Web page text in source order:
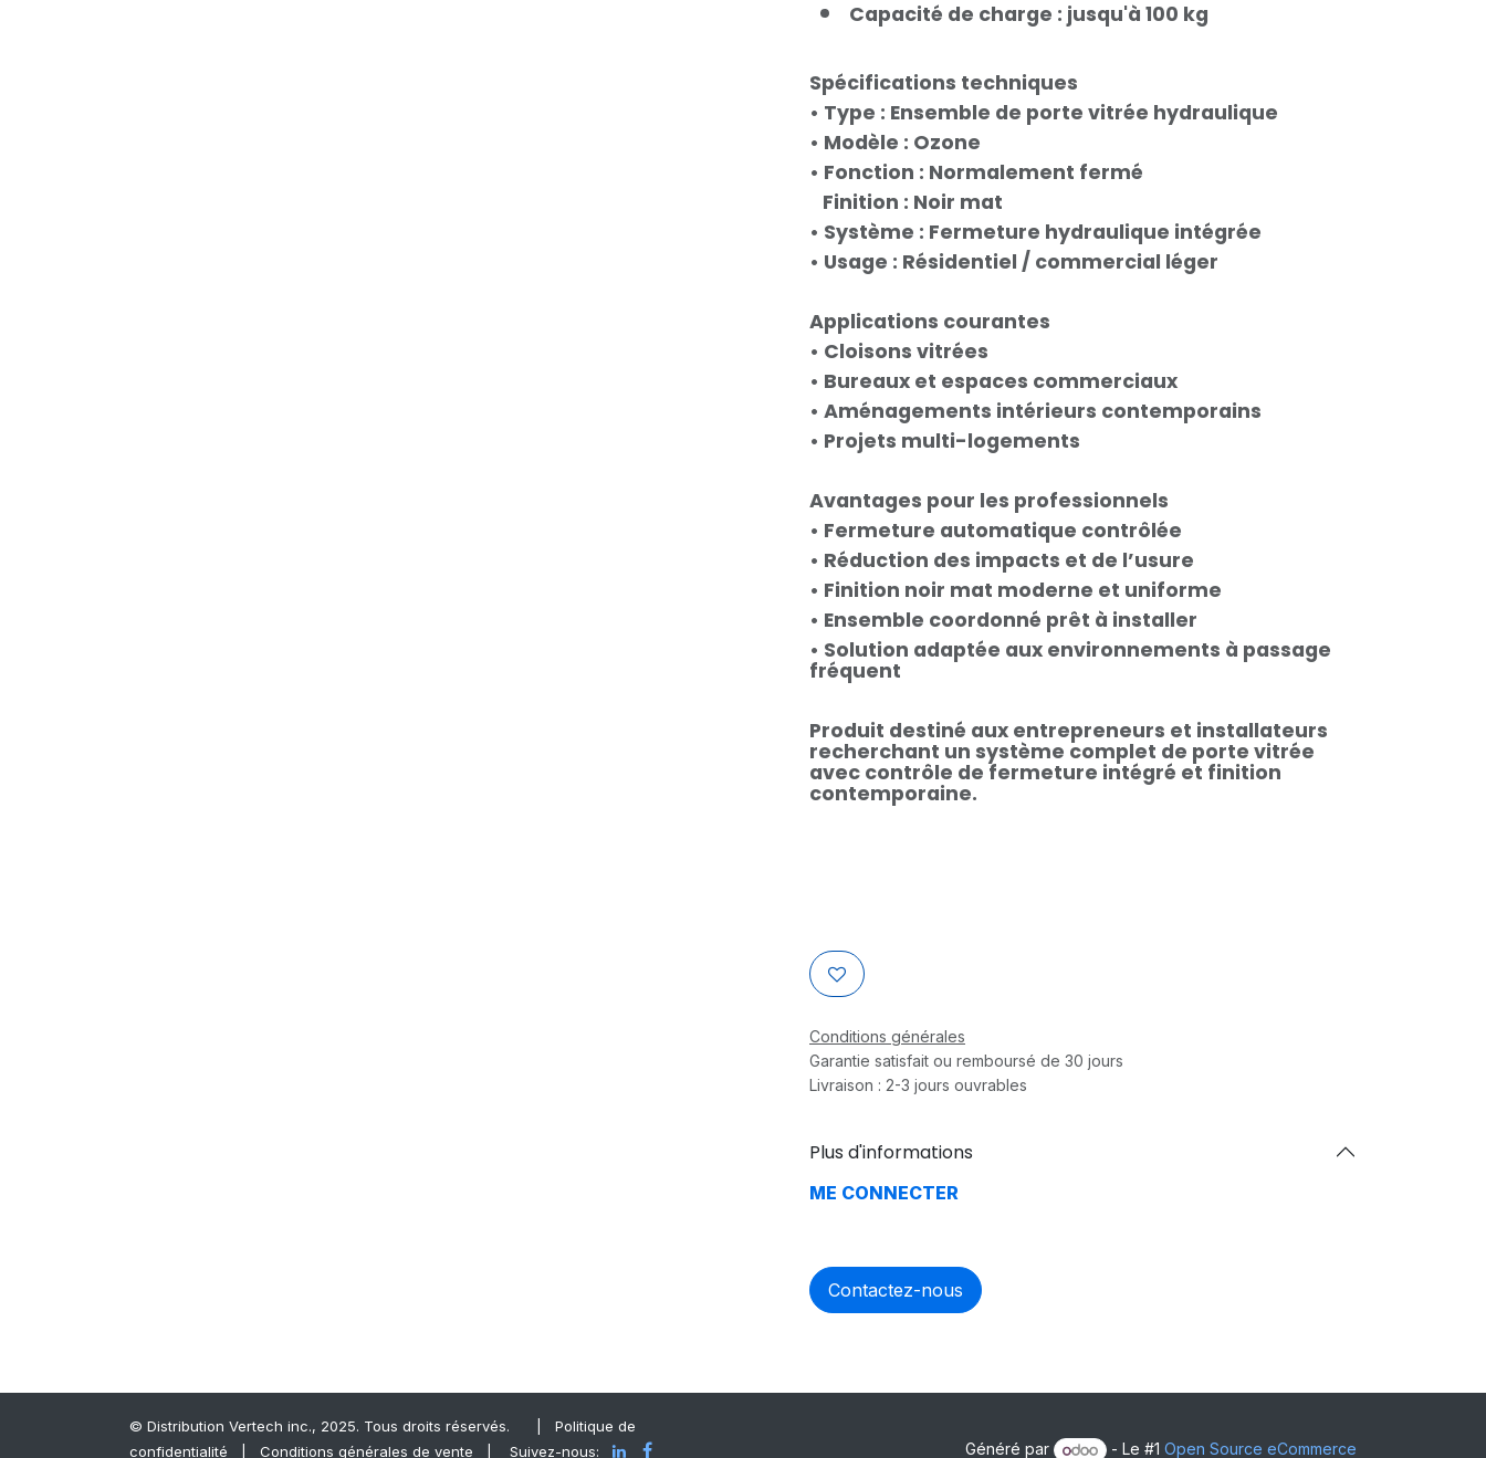
Capacité de charge : jusqu'à 100 kg
Spécifications techniques
• Type : Ensemble de porte vitrée hydraulique
• Modèle : Ozone
• Fonction : Normalement fermé
Finition : Noir mat
• Système : Fermeture hydraulique intégrée
• Usage : Résidentiel / commercial léger
Applications courantes
• Cloisons vitrées
• Bureaux et espaces commerciaux
• Aménagements intérieurs contemporains
• Projets multi-logements
Avantages pour les professionnels
• Fermeture automatique contrôlée
• Réduction des impacts et de l’usure
• Finition noir mat moderne et uniforme
• Ensemble coordonné prêt à installer
• Solution adaptée aux environnements à passage
fréquent
Produit destiné aux entrepreneurs et installateurs
recherchant un système complet de porte vitrée
avec contrôle de fermeture intégré et finition
contemporaine.
Conditions générales
Garantie satisfait ou remboursé de 30 jours
Livraison : 2-3 jours ouvrables
Plus d'informations
ME CONNECTER
Contactez-nous
© Distrib​ution Vertech ​inc., 2025. Tous droits réservés.
Politique de
confidentialité
Conditions générales de vente | Suivez-nous: Généré par - Le #1 Open Source eCommerce